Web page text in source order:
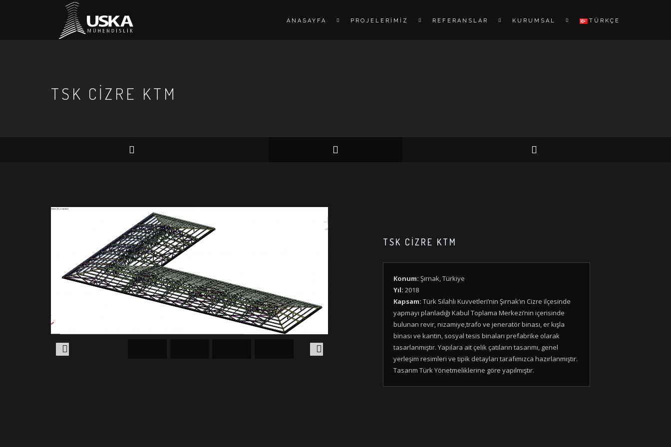
ANASAYFA PROJELERIMIZ REFERANSLAR KURUMSAL TÜRKÇE
TSK CIZRE KTM
TSK CİZRE KTM
Konum: Şırnak, Türkiye
Yıl: 2018
Kapsam: Türk Silahlı Kuvvetleri’nin Şırnak’ın Cizre ilçesinde
yapmayı planladığı Kabul Toplama Merkezi’nin içerisinde
bulunan revir, nizamiye,trafo ve jeneratör binası, er kışla
binası ve kantin, sosyal tesis binaları prefabrike olarak
tasarlanmıştır. Yapılara ait çelik çatıların tasarımı, genel
yerleşim resimleri ve tipik detayları tarafımızca hazırlanmıştır.
Tasarım Türk Yönetmeliklerine göre yapılmıştır.